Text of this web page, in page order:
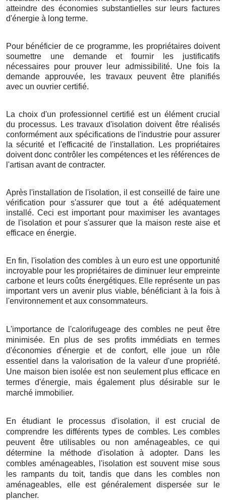
atteindre des économies substantielles sur leurs factures
d'énergie à long terme.
Pour bénéficier de ce programme, les propriétaires doivent
soumettre une demande et fournir les justificatifs
nécessaires pour prouver leur admissibilité. Une fois la
demande approuvée, les travaux peuvent être planifiés
avec un ouvrier certifié.
La choix d'un professionnel certifié est un élément crucial
du processus. Les travaux d'isolation doivent être réalisés
conformément aux spécifications de l'industrie pour assurer
la sécurité et l'efficacité de l'installation. Les propriétaires
doivent donc contrôler les compétences et les références de
l'artisan avant de contracter.
Après l'installation de l'isolation, il est conseillé de faire une
vérification pour s'assurer que tout a été adéquatement
installé. Ceci est important pour maximiser les avantages
de l'isolation et pour s'assurer que la maison reste aise et
efficace en énergie.
En fin, l'isolation des combles à un euro est une opportunité
incroyable pour les propriétaires de diminuer leur empreinte
carbone et leurs coûts énergétiques. Elle représente un pas
important vers un avenir plus viable, bénéficiant à la fois à
l'environnement et aux consommateurs.
L'importance de l'calorifugeage des combles ne peut être
minimisée. En plus de ses profits immédiats en termes
d'économies d'énergie et de confort, elle joue un rôle
essentiel dans la valorisation de la valeur d'une propriété.
Une maison bien isolée est non seulement plus efficace en
termes d'énergie, mais également plus désirable sur le
marché immobilier.
En étudiant le processus d'isolation, il est crucial de
comprendre les différents types de combles. Les combles
peuvent être utilisables ou non aménageables, ce qui
détermine la méthode d'isolation à adopter. Dans les
combles aménageables, l'isolation est souvent mise sous
les rampants du toit, tandis que dans les combles non
aménageables, elle est généralement dispersée sur le
plancher.